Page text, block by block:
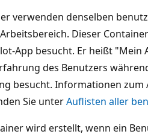
verwenden denselben
Dieser
App besucht. Er heißt "Mein
des Benutzers
besucht. Informationen zum
Sie unterAuflisten aller
wird erstellt, wenn ein